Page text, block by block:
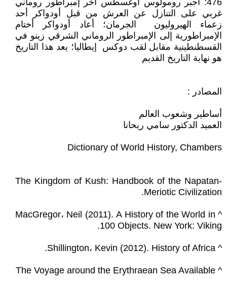
476: أجبر رومولوس أوغسطس آخر إمبراطور روماني
غربي على التنازل عن العرش من قبل أودواكر أحد
زعماء الهيروليون الجرمان؛ أعاد أودواكر أختام
الإمبراطورية إلى الإمبراطور الروماني الشرقي زينو في
القسطنطينية مقابل لقب دوكس إيطاليا؛ يعد هذا التاريخ
هو نهاية التاريخ القديم
المصادر :
أساطير وشعوب العالم
العميد الدكتور سامي ريحانا
Dictionary of World History, Chambers
The Kingdom of Kush: Handbook of the Napatan-
Meriotic Civilization.
^ MacGregor، Neil (2011). A History of the World in
100 Objects. New York: Viking.
^ Shillington، Kevin (2012). History of Africa.
^ The Voyage around the Erythraean Sea Available